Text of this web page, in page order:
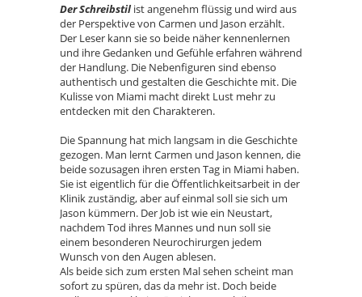
Der Schreibstilist angenehm flüssig und wird aus
der Perspektive von Carmen und Jason erzählt.
Der Leser kann sie so beide näher kennenlernen
und ihre Gedanken und Gefühle erfahren während
der Handlung. Die Nebenfiguren sind ebenso
authentisch und gestalten die Geschichte mit. Die
Kulisse von Miami macht direkt Lust mehr zu
entdecken mit den Charakteren.
Die Spannung hat mich langsam in die Geschichte
gezogen. Man lernt Carmen und Jason kennen, die
beide sozusagen ihren ersten Tag in Miami haben.
Sie ist eigentlich für die Öffentlichkeitsarbeit in der
Klinik zuständig, aber auf einmal soll sie sich um
Jason kümmern. Der Job ist wie ein Neustart,
nachdem Tod ihres Mannes und nun soll sie
einem besonderen Neurochirurgen jedem
Wunsch von den Augen ablesen.
Als beide sich zum ersten Mal sehen scheint man
sofort zu spüren, das da mehr ist. Doch beide